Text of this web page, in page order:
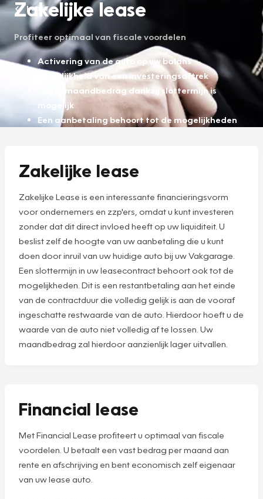
Lease
Zakelijke lease
Profiteer optimaal van fiscale voordelen
Activering van de auto op uw balans
Mogelijkheid van een investeringsaftrek
Lager maandbedrag dankzij slottermijn is
mogelijk
Een aanbetaling behoort tot de mogelijkheden
Zakelijke lease
Zakelijke Lease is een interessante financieringsvorm
voor ondernemers en zzp'ers, omdat u kunt investeren
zonder dat dit direct invloed heeft op uw liquiditeit. U
beslist zelf de hoogte van uw aanbetaling die u kunt
doen door inruil van uw huidige auto bij uw Vakgarage.
Een slottermijn in uw leasecontract behoort ook tot de
mogelijkheden. Dit is een restantbetaling aan het einde
van de contractduur die volledig gelijk is aan de vooraf
ingeschatte restwaarde van de auto. Hierdoor hoeft u de
waarde van de auto niet volledig af te lossen. Uw
maandbedrag zal hierdoor aanzienlijk lager uitvallen.
Financial lease
Met Financial Lease profiteert u optimaal van fiscale
voordelen. U betaalt een vast bedrag per maand aan
rente en afschrijving en bent economisch zelf eigenaar
van uw lease auto.